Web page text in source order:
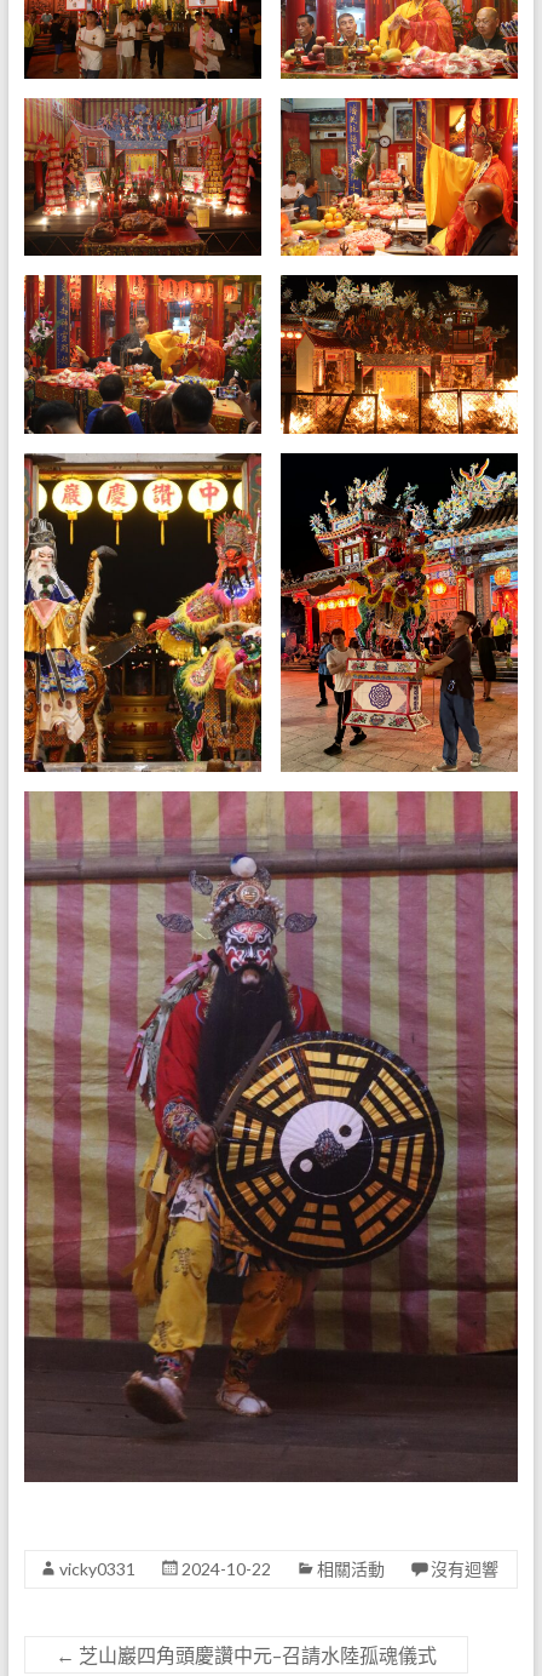
vicky0331 2024-10-22 相關活動 沒有迴響
← 芝山巖四角頭慶讚中元–召請水陸孤魂儀式